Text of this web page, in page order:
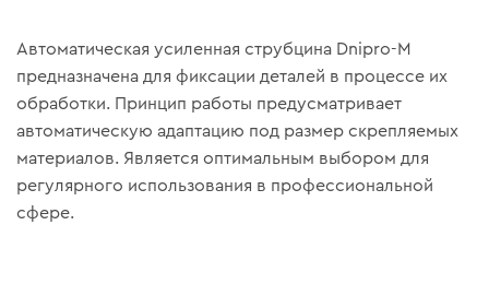
Автоматическая усиленная струбцина Dnipro-M
предназначена для фиксации деталей в процессе их
обработки. Принцип работы предусматривает
автоматическую адаптацию под размер скрепляемых
материалов. Является оптимальным выбором для
регулярного использования в профессиональной
сфере.